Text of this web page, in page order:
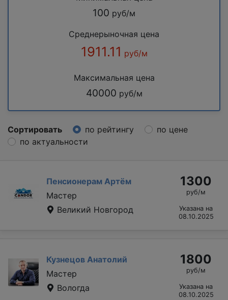
100 руб/м
Среднерыночная цена
1911.11 руб/м
Максимальная цена
40000 руб/м
Сортировать по рейтингу
по цене
по актуальности
Пенсионерам Артём
Мастер
Великий Новгород
1300
руб/м
Указана на
08.10.2025
Кузнецов Анатолий
Мастер
Вологда
1800
руб/м
Указана на
08.10.2025